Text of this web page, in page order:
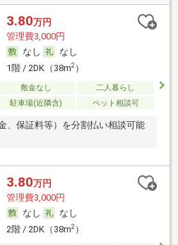
3.80万円
管理費3,000円
なし
なし
1階 / 2DK（38m2）
敷金なし
二人暮らし
駐車場(近隣含) ペット相談可
、保証料等）を分割払い相談可能
3.80万円
管理費3,000円
なし
なし
2階 / 2DK（38m2）